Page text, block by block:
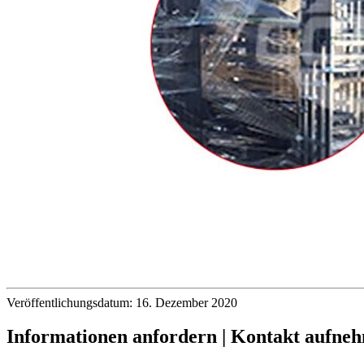
Veröffentlichungsdatum: 16. Dezember 2020
Informationen anfordern | Kontakt